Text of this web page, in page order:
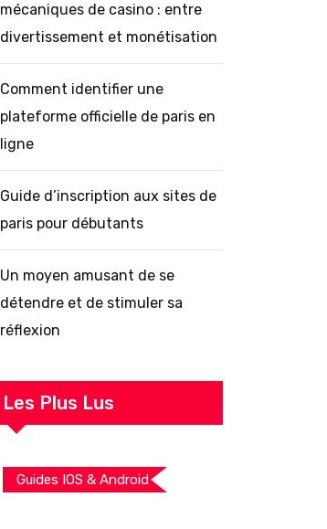
mécaniques de casino : entre
divertissement et monétisation
Comment identifier une
plateforme officielle de paris en
ligne
Guide d’inscription aux sites de
paris pour débutants
Un moyen amusant de se
détendre et de stimuler sa
réflexion
Les Plus Lus
Guides IOS & Android